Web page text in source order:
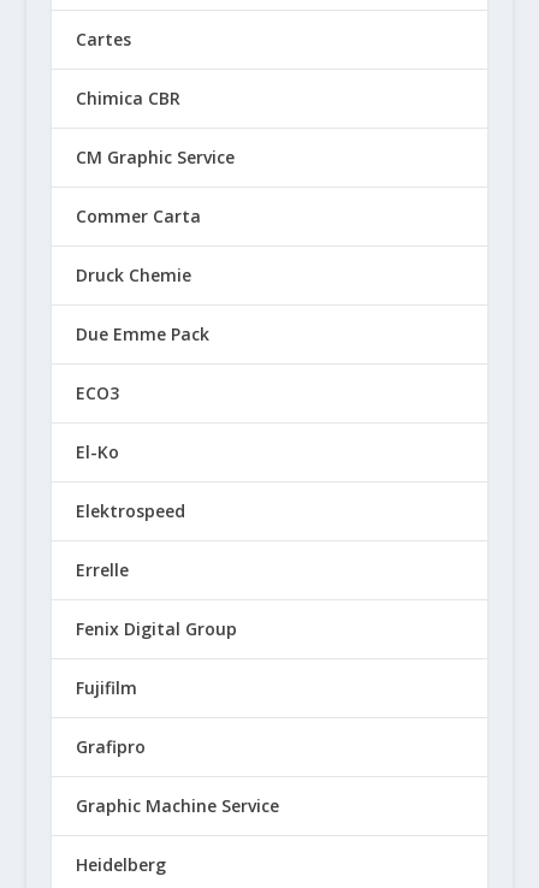
Cartes
Chimica CBR
CM Graphic Service
Commer Carta
Druck Chemie
Due Emme Pack
ECO3
El-Ko
Elektrospeed
Errelle
Fenix Digital Group
Fujifilm
Grafipro
Graphic Machine Service
Heidelberg